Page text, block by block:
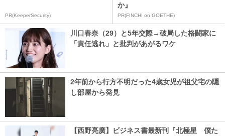
PR(KeeperSecurity)
か』
PR(FINCHI on GOETHE)
川口春奈（29）と5年交際→破局した格闘家に
「責任逃れ」と批判があがるワケ
2年前から行方不明だった4歳女児が祖父宅の隠
し部屋から発見
【西野亮廣】ビジネス書最新刊『北極星 僕た